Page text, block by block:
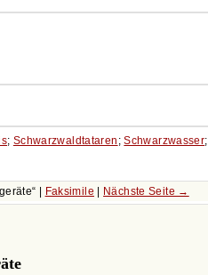
; Schwarzwaldtataren ;Schwarzwasser;
Faksimile Nächste Seite →